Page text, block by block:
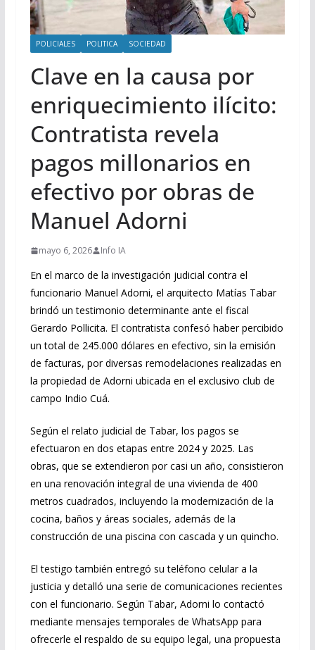
POLICIALES POLITICA SOCIEDAD
Clave en la causa por
enriquecimiento ilícito:
Contratista revela
pagos millonarios en
efectivo por obras de
Manuel Adorni
mayo 6, 2026 Info IA
En el marco de la investigación judicial contra el
funcionario Manuel Adorni, el arquitecto Matías Tabar
brindó un testimonio determinante ante el fiscal
Gerardo Pollicita. El contratista confesó haber percibido
un total de 245.000 dólares en efectivo, sin la emisión
de facturas, por diversas remodelaciones realizadas en
la propiedad de Adorni ubicada en el exclusivo club de
campo Indio Cuá.
Según el relato judicial de Tabar, los pagos se
efectuaron en dos etapas entre 2024 y 2025. Las
obras, que se extendieron por casi un año, consistieron
en una renovación integral de una vivienda de 400
metros cuadrados, incluyendo la modernización de la
cocina, baños y áreas sociales, además de la
construcción de una piscina con cascada y un quincho.
El testigo también entregó su teléfono celular a la
justicia y detalló una serie de comunicaciones recientes
con el funcionario. Según Tabar, Adorni lo contactó
mediante mensajes temporales de WhatsApp para
ofrecerle el respaldo de su equipo legal, una propuesta